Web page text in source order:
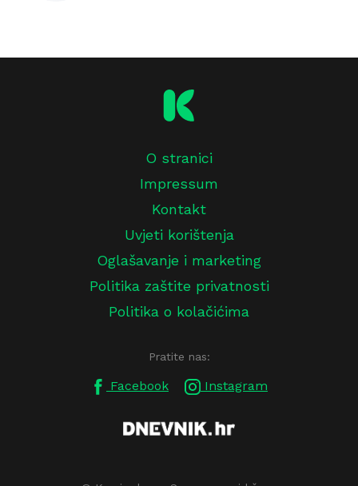
O stranici
Impressum
Kontakt
Uvjeti korištenja
Oglašavanje i marketing
Politika zaštite privatnosti
Politika o kolačićima
Pratite nas:
Facebook Instagram